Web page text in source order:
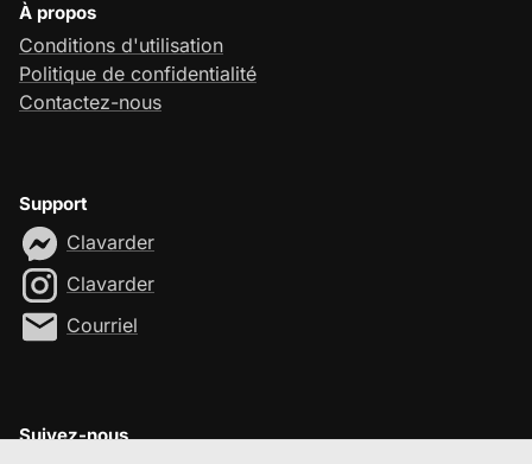
À propos
Conditions d'utilisation
Politique de confidentialité
Contactez-nous
Support
Clavarder
Clavarder
Courriel
Suivez-nous